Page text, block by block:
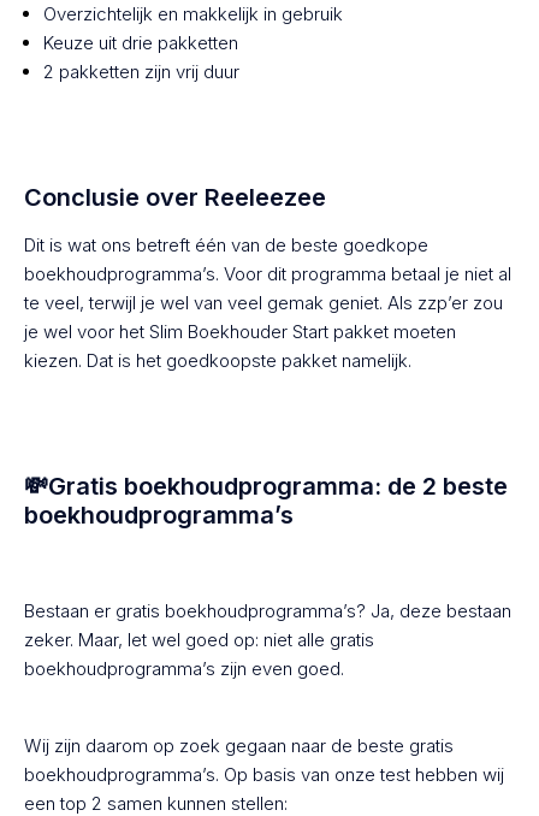
Overzichtelijk en makkelijk in gebruik
Keuze uit drie pakketten
2 pakketten zijn vrij duur
Conclusie over Reeleezee
Dit is wat ons betreft één van de beste goedkope
boekhoudprogramma’s. Voor dit programma betaal je niet al
te veel, terwijl je wel van veel gemak geniet. Als zzp’er zou
je wel voor het Slim Boekhouder Start pakket moeten
kiezen. Dat is het goedkoopste pakket namelijk.
💸Gratis boekhoudprogramma: de 2 beste
boekhoudprogramma’s
Bestaan er gratis boekhoudprogramma’s? Ja, deze bestaan
zeker. Maar, let wel goed op: niet alle gratis
boekhoudprogramma’s zijn even goed.
Wij zijn daarom op zoek gegaan naar de beste gratis
boekhoudprogramma’s. Op basis van onze test hebben wij
een top 2 samen kunnen stellen: